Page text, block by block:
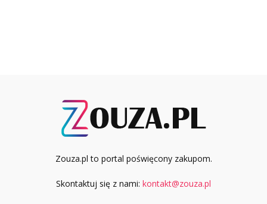
Zouza.pl to portal poświęcony zakupom.
Skontaktuj się z nami: kontakt@zouza.pl